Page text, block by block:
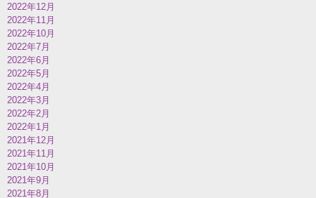
2022年12月
2022年11月
2022年10月
2022年7月
2022年6月
2022年5月
2022年4月
2022年3月
2022年2月
2022年1月
2021年12月
2021年11月
2021年10月
2021年9月
2021年8月